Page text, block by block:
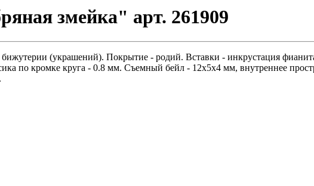
змейка" арт. 261909
бижутерии (украшений). Покрытие - родий. Вставки - инкрустация
по кромке круга - 0.8 мм. Съемный бейл - 12х5х4 мм, внутреннее